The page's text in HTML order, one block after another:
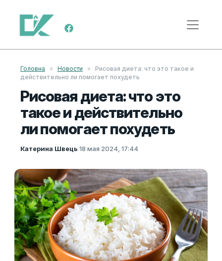
Перейти к содержимому
Меню навигации
Головна » Новости »
Рисовая диета: что это такое и
действительно ли помогает похудеть
Рисовая диета: что это
такое и действительно
ли помогает похудеть
Катерина Швець·18 мая 2024, 17:44